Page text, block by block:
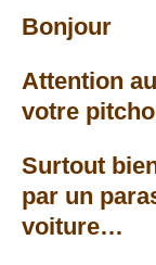
Bonjour
Attention
votre
Surtout
par un
voiture…